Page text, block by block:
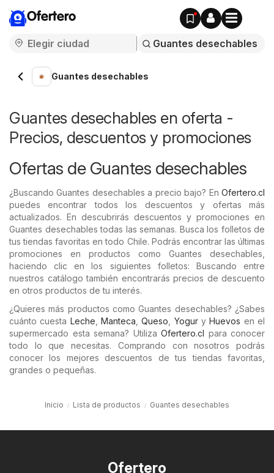
Ofertero
Guantes desechables
Guantes desechables en oferta -
Precios, descuentos y promociones
Ofertas de Guantes desechables
¿Buscando Guantes desechables a precio bajo? En Ofertero.cl
puedes encontrar todos los descuentos y ofertas más
actualizados. En descubrirás descuentos y promociones en
Guantes desechables todas las semanas. Busca los folletos de
tus tiendas favoritas en todo Chile. Podrás encontrar las últimas
promociones en productos como Guantes desechables,
haciendo clic en los siguientes folletos: Buscando entre
nuestros catálogo también encontrarás precios de descuento
en otros productos de tu interés.
¿Quieres más productos como Guantes desechables? ¿Sabes
cuánto cuesta Leche ,Manteca ,Queso YoguryHuevos en el
supermercado esta semana? Utiliza Ofertero.cl para conocer
todo lo que necesitas. Comprando con nosotros podrás
conocer los mejores descuentos de tus tiendas favoritas,
grandes o pequeñas.
Inicio Lista de productos Guantes desechables
Ofertero